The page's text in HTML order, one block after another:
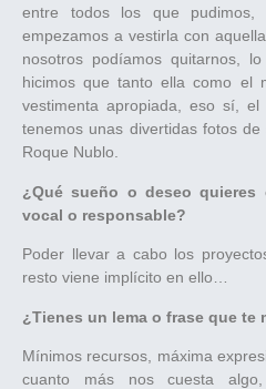
entre todos los que pudimos,
empezamos a vestirla con
nosotros podíamos quitarnos,
hicimos que tanto ella como el
vestimenta apropiada, eso sí,
tenemos unas divertidas fotos
Roque Nublo.
¿Qué sueño o deseo
vocal o responsable?
Poder llevar a cabo los
resto viene implícito en ello…
¿Tienes un lema o frase que te
Mínimos recursos, máxima
cuanto más nos cuesta